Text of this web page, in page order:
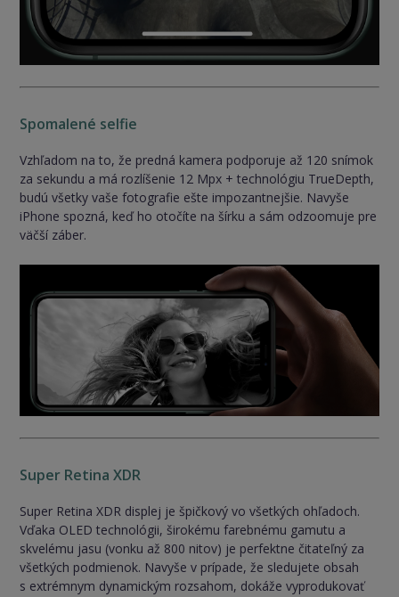
Spomalené selfie
Vzhľadom na to, že predná kamera podporuje až 120 snímok
za sekundu a má rozlíšenie 12 Mpx + technológiu TrueDepth,
budú všetky vaše fotografie ešte impozantnejšie. Navyše
iPhone spozná, keď ho otočíte na šírku a sám odzoomuje pre
väčší záber.
Super Retina XDR
Super Retina XDR displej je špičkový vo všetkých ohľadoch.
Vďaka OLED technológii, širokému farebnému gamutu a
skvelému jasu (vonku až 800 nitov) je perfektne čitateľný za
všetkých podmienok. Navyše v prípade, že sledujete obsah
s extrémnym dynamickým rozsahom, dokáže vyprodukovať